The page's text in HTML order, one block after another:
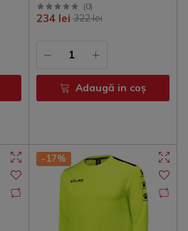
(0)
322 lei
234 lei
Adaugă in coş
-17%